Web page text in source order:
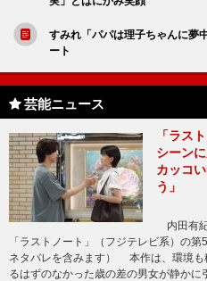
すみれ「パパは理子ちゃんに
ート
芸能ニュース
「ラス
シーン
カッコ
う」
内田有
「ラストノート」（フジテレビ系）の
ネタバレを含みます） 本作は、環境も
るはずのなかった歳の差の男女が静か